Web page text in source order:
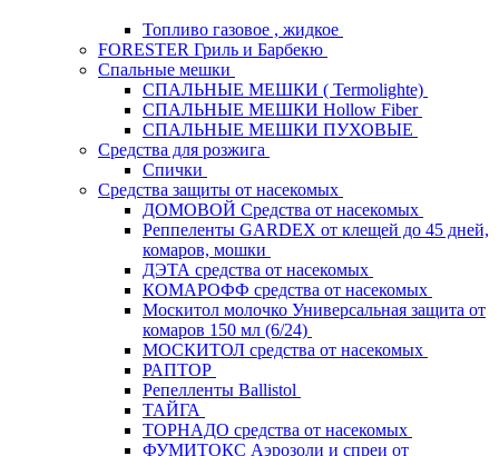
Топливо газовое , жидкое
FORESTER Гриль и Барбекю
Спальные мешки
СПАЛЬНЫЕ МЕШКИ ( Termolighte)
СПАЛЬНЫЕ МЕШКИ Hollow Fiber
СПАЛЬНЫЕ МЕШКИ ПУХОВЫЕ
Средства для розжига
Спички
Средства защиты от насекомых
ДОМОВОЙ Средства от насекомых
Реппеленты GARDEX от клещей до 45 дней,
комаров, мошки
ДЭТА средства от насекомых
КОМАРОФФ средства от насекомых
Москитол молочко Универсальная защита от
комаров 150 мл (6/24)
МОСКИТОЛ средства от насекомых
РАПТОР
Репелленты Ballistol
ТАЙГА
ТОРНАДО средства от насекомых
ФУМИТОКС Аэрозоли и спреи от